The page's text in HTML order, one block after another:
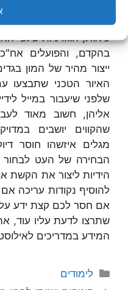
קוויר הסימון
כשהשרטוטים עוברים
כיאות, הגזרניות שלפי
בהקדם, והפועלים אח"כ
ייצור מהיר של המון
האיור הטכני שתבצעו
שלפני שיעבור במייל
אליהן, חשוב מאוד
שהקווים יושבים
מגלים איזשהו חוסר
הבחירה של העט לבחור
הידיות ליצור את הקשת
להוסיף נקודות עריכה
אם חסר לכם קצת ידע
שתרצו לדעת עליו עוד,
המידע במדריכים
קטגוריות
לימודים